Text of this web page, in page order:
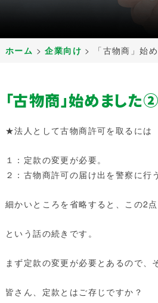
ホーム >企業向け > 「古物商」始
「古物商」始めました②
★法人として古物商許可を取るには
１：定款の変更が必要。
２：古物商許可の届け出を警察に行う
細かいところを省略すると、この2点
という話の続きです。
まず定款の変更が必要とあるので、
皆さん、定款とはご存じですか？